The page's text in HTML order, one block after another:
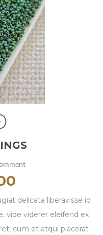
delicata liberavisse id
vide viderer eleifend ex
cum et atqui placerat